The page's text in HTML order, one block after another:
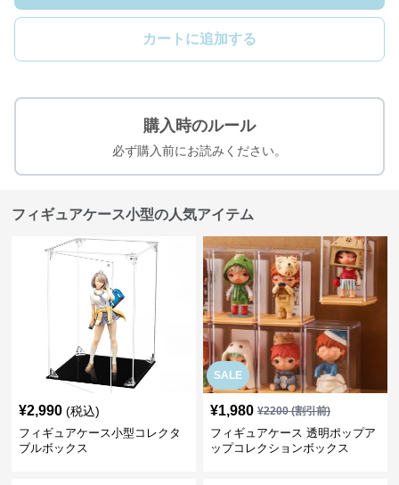
カートに追加する
購入時のルール
必ず購入前にお読みください。
フィギュアケース小型の人気アイテム
¥2,990 (税込)
フィギュアケース小型コレクタ
ブルボックス
SALE
¥1,980 ¥2200(割引前)
フィギュアケース 透明ポップア
ップコレクションボックス